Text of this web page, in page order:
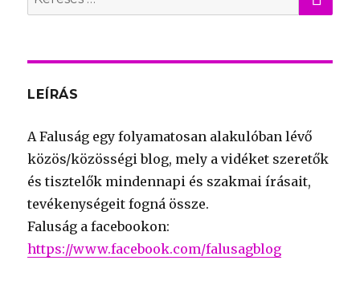
for:
LEÍRÁS
A Faluság egy folyamatosan alakulóban lévő
közös/közösségi blog, mely a vidéket szeretők
és tisztelők mindennapi és szakmai írásait,
tevékenységeit fogná össze.
Faluság a facebookon:
https://www.facebook.com/falusagblog